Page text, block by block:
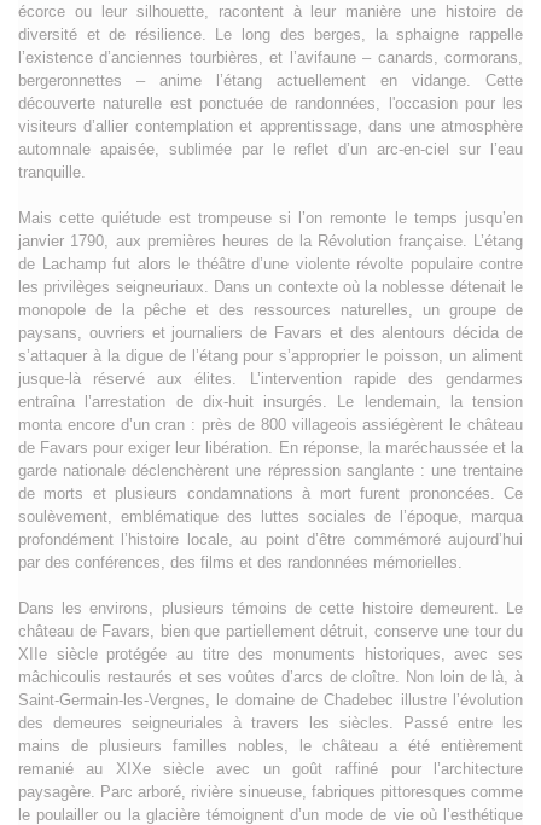
écorce ou leur silhouette, racontent à leur manière une histoire de
diversité et de résilience. Le long des berges, la sphaigne rappelle
l’existence d’anciennes tourbières, et l’avifaune – canards, cormorans,
bergeronnettes – anime l’étang actuellement en vidange. Cette
découverte naturelle est ponctuée de randonnées, l'occasion pour les
visiteurs d’allier contemplation et apprentissage, dans une atmosphère
automnale apaisée, sublimée par le reflet d’un arc-en-ciel sur l’eau
tranquille.
Mais cette quiétude est trompeuse si l’on remonte le temps jusqu’en
janvier 1790, aux premières heures de la Révolution française. L’étang
de Lachamp fut alors le théâtre d’une violente révolte populaire contre
les privilèges seigneuriaux. Dans un contexte où la noblesse détenait le
monopole de la pêche et des ressources naturelles, un groupe de
paysans, ouvriers et journaliers de Favars et des alentours décida de
s’attaquer à la digue de l’étang pour s’approprier le poisson, un aliment
jusque-là réservé aux élites. L’intervention rapide des gendarmes
entraîna l’arrestation de dix-huit insurgés. Le lendemain, la tension
monta encore d’un cran : près de 800 villageois assiégèrent le château
de Favars pour exiger leur libération. En réponse, la maréchaussée et la
garde nationale déclenchèrent une répression sanglante : une trentaine
de morts et plusieurs condamnations à mort furent prononcées. Ce
soulèvement, emblématique des luttes sociales de l’époque, marqua
profondément l’histoire locale, au point d’être commémoré aujourd’hui
par des conférences, des films et des randonnées mémorielles.
Dans les environs, plusieurs témoins de cette histoire demeurent. Le
château de Favars, bien que partiellement détruit, conserve une tour du
XIIe siècle protégée au titre des monuments historiques, avec ses
mâchicoulis restaurés et ses voûtes d’arcs de cloître. Non loin de là, à
Saint-Germain-les-Vergnes, le domaine de Chadebec illustre l’évolution
des demeures seigneuriales à travers les siècles. Passé entre les
mains de plusieurs familles nobles, le château a été entièrement
remanié au XIXe siècle avec un goût raffiné pour l’architecture
paysagère. Parc arboré, rivière sinueuse, fabriques pittoresques comme
le poulailler ou la glacière témoignent d’un mode de vie où l’esthétique